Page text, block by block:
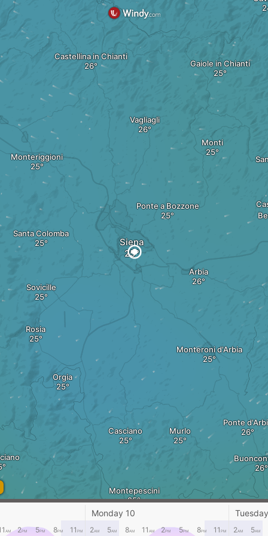
Siena
Arbia
Monteroni d'Arbia
Orgia
Monti
Ponte a Bozzone
Vagliagli
Sovicille
Rosia
Montepescini
Iesa
Casciano Murlo
Monteriggioni
Santa Colomba
Ponte
Castellina in Chianti
Gaiole in Chianti
Monday 10
AM 2PM 5PM 8PM 11 PM 2AM 5AM 8AM 11 AM 2PM 5PM 8PM 11 PM 2AM 5AM